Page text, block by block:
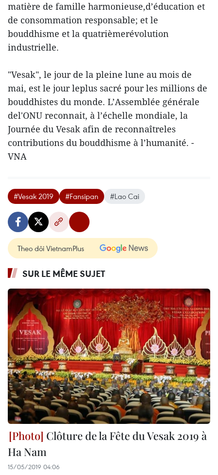
matière de famille harmonieuse,d’éducation et
de consommation responsable; et le
bouddhisme et la quatrièmerévolution
industrielle.
"Vesak", le jour de la pleine lune au mois de
mai, est le jour leplus sacré pour les millions de
bouddhistes du monde. L’Assemblée générale
del'ONU reconnait, à l’échelle mondiale, la
Journée du Vesak afin de reconnaîtreles
contributions du bouddhisme à l’humanité. -
VNA
#Vesak 2019 #Fansipan #Lao Cai
Theo dõi VietnamPlus
SUR LE MÊME SUJET
Clôture de la Fête du Vesak 2019 à
Ha Nam
15/05/2019 04:06